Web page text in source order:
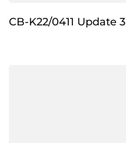
CB-K22/0411 Update 3